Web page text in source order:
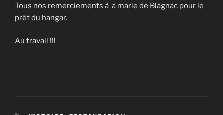
Tous nos remerciements à la marie de Blagnac pour le
prêt du hangar.
Au travail !!!